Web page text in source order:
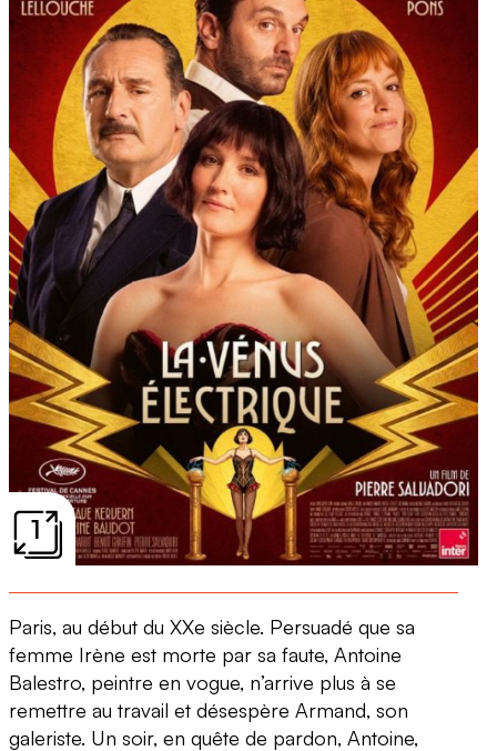
1
Paris, au début du XXe siècle. Persuadé que sa
femme Irène est morte par sa faute, Antoine
Balestro, peintre en vogue, n’arrive plus à se
remettre au travail et désespère Armand, son
galeriste. Un soir, en quête de pardon, Antoine,